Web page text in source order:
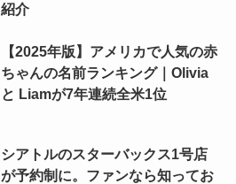
紹介
【2025年版】アメリカで人気の赤
ちゃんの名前ランキング｜Olivia
と Liamが7年連続全米1位
シアトルのスターバックス1号店
が予約制に。ファンなら知ってお